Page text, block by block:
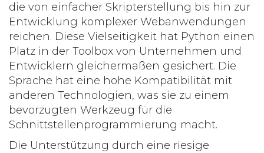
die von einfacher Skripterstellung bis hin zur
Entwicklung komplexer Webanwendungen
reichen. Diese Vielseitigkeit hat Python einen
Platz in der Toolbox von Unternehmen und
Entwicklern gleichermaßen gesichert. Die
Sprache hat eine hohe Kompatibilität mit
anderen Technologien, was sie zu einem
bevorzugten Werkzeug für die
Schnittstellenprogrammierung macht.
Die Unterstützung durch eine riesige